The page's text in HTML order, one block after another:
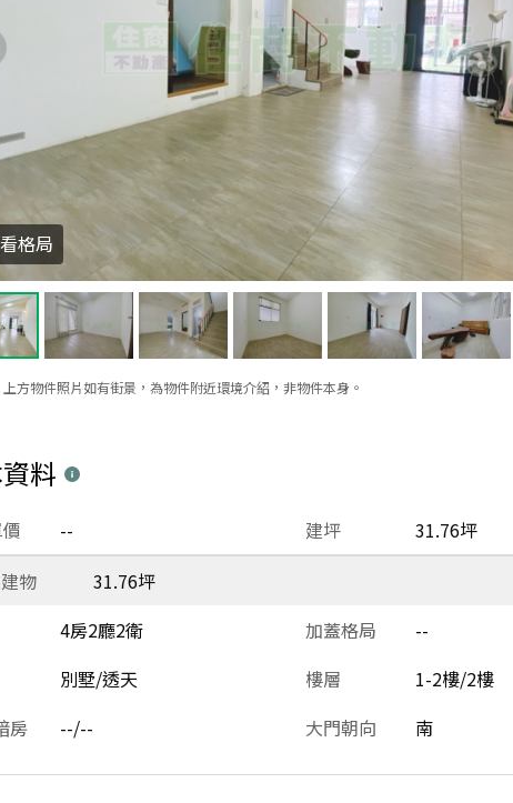
方物件照片如有街景，為物件附近環境介紹，非物件本身。
看格局
料
建坪 31.76坪
--
物
31.76坪
4房2廳2衛 加蓋格局 --
別墅/透天 樓層 1-2樓/2樓
房 --/-- 大門朝向 南